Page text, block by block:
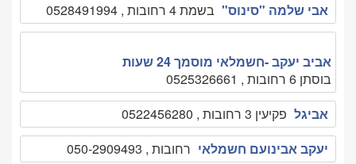
אבי שלמה "סינוס" בשמת 4 רחובות , 0528491994
אביב יעקב -חשמלאי מוסמך 24 שעות
בוסתן 6 רחובות , 0525326661
אביגל פקיעין 3 רחובות , 0522456280
יעקב אבינועם חשמלאי רחובות , 050-2909493